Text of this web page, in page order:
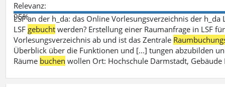
Relevanz:
95%
LSF an der h_da: das Online Vorlesungsverzeichnis der h_da
LSF gebucht werden? Erstellung einer Raumanfrage in LSF
Vorlesungsverzeichnis ab und ist das Zentrale
Überblick über die Funktionen und [...] tungen abzubilden
Räume buchen wollen Ort: Hochschule Darmstadt,